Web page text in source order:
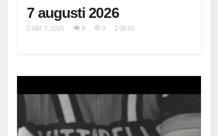
7 augusti 2026
АВГ 7, 2026 👁 9 💬 0 00:42